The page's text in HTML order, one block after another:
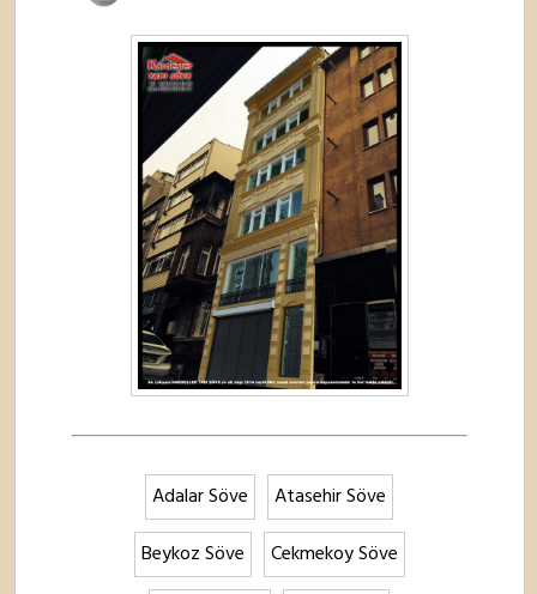
Adalar Söve
Atasehir Söve
Beykoz Söve
Cekmekoy Söve